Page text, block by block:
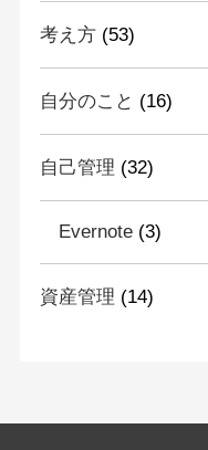
考え方(53)
自分のこと (16)
自己管理 (32)
Evernote(3)
資産管理 (14)